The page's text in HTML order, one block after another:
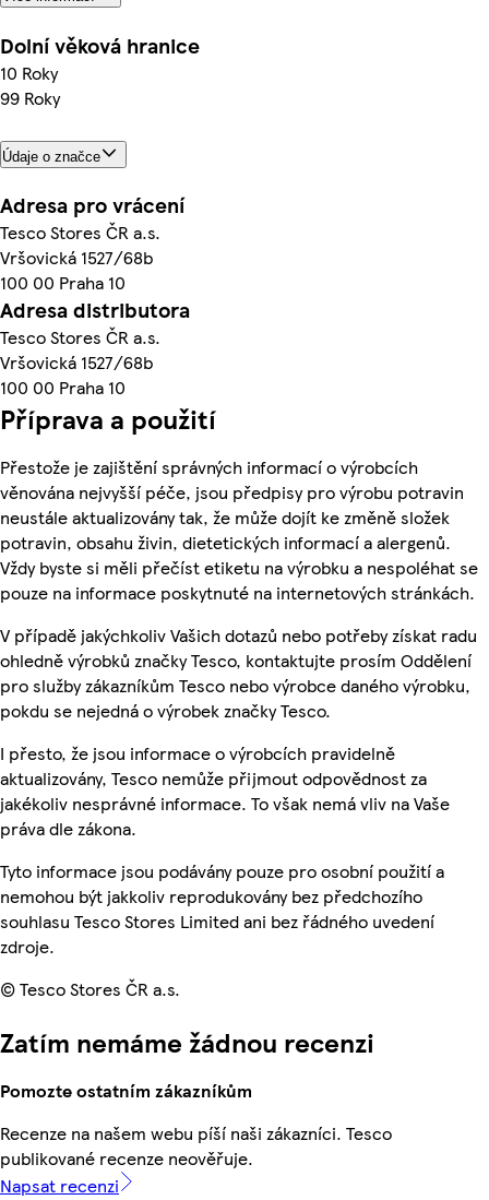
Dolní věková hranice
10 Roky
99 Roky
Údaje o značce
Adresa pro vrácení
Tesco Stores ČR a.s.
Vršovická 1527/68b
100 00 Praha 10
Adresa distributora
Tesco Stores ČR a.s.
Vršovická 1527/68b
100 00 Praha 10
Příprava a použití
Přestože je zajištění správných informací o výrobcích
věnována nejvyšší péče, jsou předpisy pro výrobu potravin
neustále aktualizovány tak, že může dojít ke změně složek
potravin, obsahu živin, dietetických informací a alergenů.
Vždy byste si měli přečíst etiketu na výrobku a nespoléhat se
pouze na informace poskytnuté na internetových stránkách.
V případě jakýchkoliv Vašich dotazů nebo potřeby získat radu
ohledně výrobků značky Tesco, kontaktujte prosím Oddělení
pro služby zákazníkům Tesco nebo výrobce daného výrobku,
pokdu se nejedná o výrobek značky Tesco.
I přesto, že jsou informace o výrobcích pravidelně
aktualizovány, Tesco nemůže přijmout odpovědnost za
jakékoliv nesprávné informace. To však nemá vliv na Vaše
práva dle zákona.
Tyto informace jsou podávány pouze pro osobní použití a
nemohou být jakkoliv reprodukovány bez předchozího
souhlasu Tesco Stores Limited ani bez řádného uvedení
zdroje.
© Tesco Stores ČR a.s.
Zatím nemáme žádnou recenzi
Pomozte ostatním zákazníkům
Recenze na našem webu píší naši zákazníci. Tesco
publikované recenze neověřuje.
Napsat recenzi